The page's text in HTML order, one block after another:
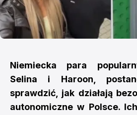
Niemiecka para
Selina i Haroon,
sprawdzić, jak działają
autonomiczne w Polsce.